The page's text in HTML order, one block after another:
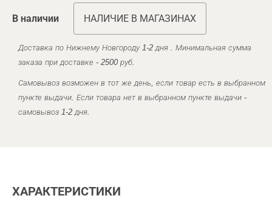
В наличии НАЛИЧИЕ В МАГАЗИНАХ
Доставка по Нижнему Новгороду 1-2 дня . Минимальная сумма
заказа при доставке - 2500 руб.
Самовывоз возможен в тот же день, если товар есть в выбранном
пункте выдачи. Если товара нет в выбранном пункте выдачи -
самовывоз 1-2 дня.
ХАРАКТЕРИСТИКИ